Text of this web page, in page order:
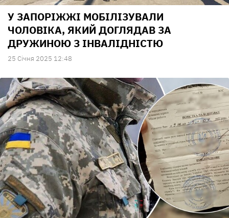
У ЗАПОРІЖЖІ МОБІЛІЗУВАЛИ
ЧОЛОВІКА, ЯКИЙ ДОГЛЯДАВ ЗА
ДРУЖИНОЮ З ІНВАЛІДНІСТЮ
25 Сiчня 2025 12:48